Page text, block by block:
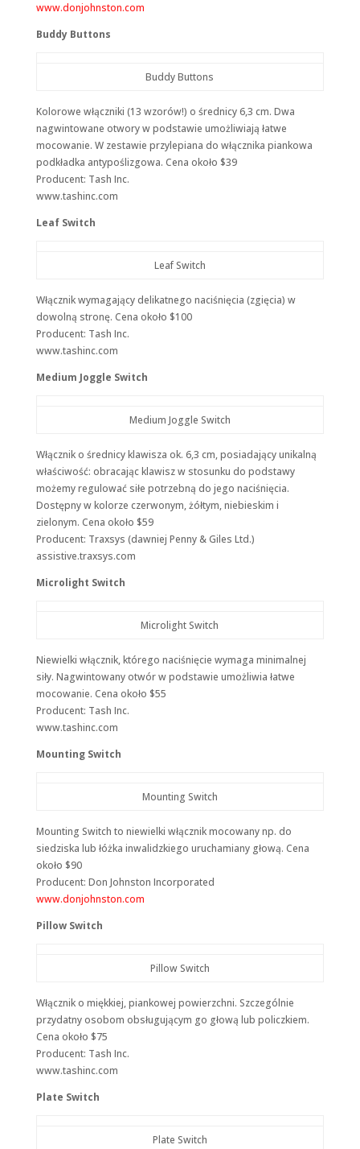
www.donjohnston.com
Buddy Buttons
Buddy Buttons
Kolorowe włączniki (13 wzorów!) o średnicy 6,3 cm. Dwa
nagwintowane otwory w podstawie umożliwiają łatwe
mocowanie. W zestawie przylepiana do włącznika piankowa
podkładka antypoślizgowa. Cena około $39
Producent: Tash Inc.
www.tashinc.com
Leaf Switch
Leaf Switch
Włącznik wymagający delikatnego naciśnięcia (zgięcia) w
dowolną stronę. Cena około $100
Producent: Tash Inc.
www.tashinc.com
Medium Joggle Switch
Medium Joggle Switch
Włącznik o średnicy klawisza ok. 6,3 cm, posiadający unikalną
właściwość: obracając klawisz w stosunku do podstawy
możemy regulować siłe potrzebną do jego naciśnięcia.
Dostępny w kolorze czerwonym, żółtym, niebieskim i
zielonym. Cena około $59
Producent: Traxsys (dawniej Penny & Giles Ltd.)
assistive.traxsys.com
Microlight Switch
Microlight Switch
Niewielki włącznik, którego naciśnięcie wymaga minimalnej
siły. Nagwintowany otwór w podstawie umożliwia łatwe
mocowanie. Cena około $55
Producent: Tash Inc.
www.tashinc.com
Mounting Switch
Mounting Switch
Mounting Switch to niewielki włącznik mocowany np. do
siedziska lub łóżka inwalidzkiego uruchamiany głową. Cena
około $90
Producent: Don Johnston Incorporated
www.donjohnston.com
Pillow Switch
Pillow Switch
Włącznik o miękkiej, piankowej powierzchni. Szczególnie
przydatny osobom obsługującym go głową lub policzkiem.
Cena około $75
Producent: Tash Inc.
www.tashinc.com
Plate Switch
Plate Switch
funkcjonalność
strony
internetowej,
na podstawie
tego, jak strona
jest używana.
na nią. Jeśli
Marketing
zainteresowania i
zachowania
podczas
odwiedzania naszej
strony, zwiększasz
zobaczenie